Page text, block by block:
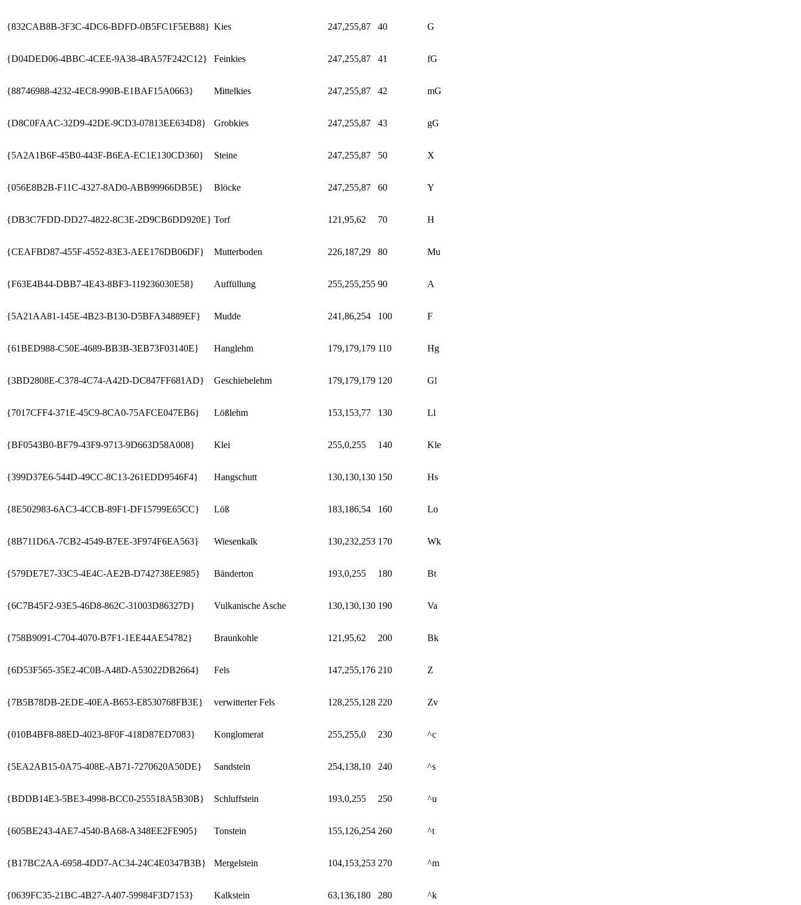
{832CAB8B-3F3C-4DC6-BDFD-0B5FC1F5EB88} Kies 247,255,87 40 G
{D04DED06-4BBC-4CEE-9A38-4BA57F242C12} Feinkies 247,255,87 41 fG
{88746988-4232-4EC8-990B-E1BAF15A0663} Mittelkies 247,255,87 42 mG
{D8C0FAAC-32D9-42DE-9CD3-07813EE634D8} Grobkies 247,255,87 43 gG
{5A2A1B6F-45B0-443F-B6EA-EC1E130CD360} Steine 247,255,87 50 X
{056E8B2B-F11C-4327-8AD0-ABB99966DB5E} Blöcke 247,255,87 60 Y
{DB3C7FDD-DD27-4822-8C3E-2D9CB6DD920E} Torf 121,95,62 70 H
{CEAFBD87-455F-4552-83E3-AEE176DB06DF} Mutterboden 226,187,29 80 Mu
{F63E4B44-DBB7-4E43-8BF3-119236030E58} Auffüllung 255,255,255 90 A
{5A21AA81-145E-4B23-B130-D5BFA34889EF} Mudde 241,86,254 100 F
{61BED988-C50E-4689-BB3B-3EB73F03140E} Hanglehm 179,179,179 110 Hg
{3BD2808E-C378-4C74-A42D-DC847FF681AD} Geschiebelehm 179,179,179 120 Gl
{7017CFF4-371E-45C9-8CA0-75AFCE047EB6} Lößlehm 153,153,77 130 Ll
{BF0543B0-BF79-43F9-9713-9D663D58A008} Klei 255,0,255 140 Kle
{399D37E6-544D-49CC-8C13-261EDD9546F4} Hangschutt 130,130,130 150 Hs
{8E502983-6AC3-4CCB-89F1-DF15799E65CC} Löß 183,186,54 160 Lo
{8B711D6A-7CB2-4549-B7EE-3F974F6EA563} Wiesenkalk 130,232,253 170 Wk
{579DE7E7-33C5-4E4C-AE2B-D742738EE985} Bänderton 193,0,255 180 Bt
{6C7B45F2-93E5-46D8-862C-31003D86327D} Vulkanische Asche 130,130,130 190 Va
{758B9091-C704-4070-B7F1-1EE44AE54782} Braunkohle 121,95,62 200 Bk
{6D53F565-35E2-4C0B-A48D-A53022DB2664} Fels 147,255,176 210 Z
{7B5B78DB-2EDE-40EA-B653-E8530768FB3E} verwitterter Fels 128,255,128 220 Zv
{010B4BF8-88ED-4023-8F0F-418D87ED7083} Konglomerat 255,255,0 230 ^c
{5EA2AB15-0A75-408E-AB71-7270620A50DE} Sandstein 254,138,10 240 ^s
{BDDB14E3-5BE3-4998-BCC0-255518A5B30B} Schluffstein 193,0,255 250 ^u
{605BE243-4AE7-4540-BA68-A348EE2FE905} Tonstein 155,126,254 260 ^t
{B17BC2AA-6958-4DD7-AC34-24C4E0347B3B} Mergelstein 104,153,253 270 ^m
{0639FC35-21BC-4B27-A407-59984F3D7153} Kalkstein 63,136,180 280 ^k